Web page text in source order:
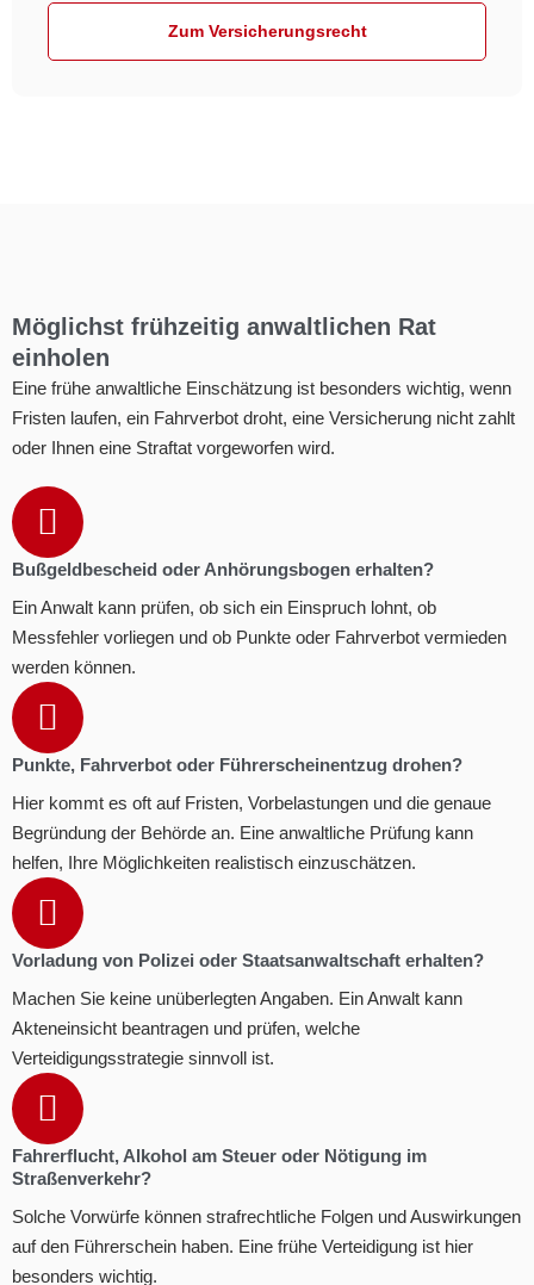
Zum Versicherungsrecht
Möglichst frühzeitig anwaltlichen Rat
einholen
Eine frühe anwaltliche Einschätzung ist besonders wichtig, wenn
Fristen laufen, ein Fahrverbot droht, eine Versicherung nicht zahlt
oder Ihnen eine Straftat vorgeworfen wird.
Bußgeldbescheid oder Anhörungsbogen erhalten?
Ein Anwalt kann prüfen, ob sich ein Einspruch lohnt, ob
Messfehler vorliegen und ob Punkte oder Fahrverbot vermieden
werden können.
Punkte, Fahrverbot oder Führerscheinentzug drohen?
Hier kommt es oft auf Fristen, Vorbelastungen und die genaue
Begründung der Behörde an. Eine anwaltliche Prüfung kann
helfen, Ihre Möglichkeiten realistisch einzuschätzen.
Vorladung von Polizei oder Staatsanwaltschaft erhalten?
Machen Sie keine unüberlegten Angaben. Ein Anwalt kann
Akteneinsicht beantragen und prüfen, welche
Verteidigungsstrategie sinnvoll ist.
Fahrerflucht, Alkohol am Steuer oder Nötigung im
Straßenverkehr?
Solche Vorwürfe können strafrechtliche Folgen und Auswirkungen
auf den Führerschein haben. Eine frühe Verteidigung ist hier
besonders wichtig.